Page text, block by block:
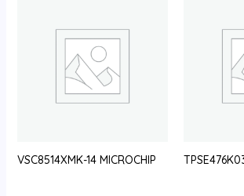
VSC8514XMK-14 MICROCHIP